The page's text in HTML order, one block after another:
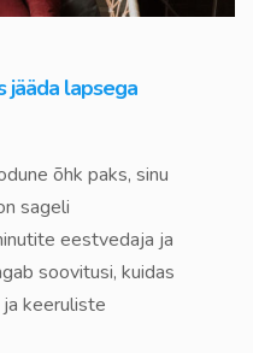
jääda lapsega
õhk paks, sinu
sageli
eestvedaja ja
soovitusi, kuidas
keeruliste